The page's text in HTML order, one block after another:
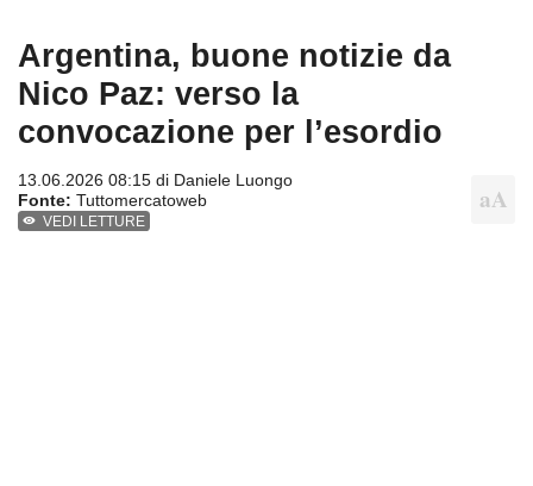
Argentina, buone notizie da
Nico Paz: verso la
convocazione per l’esordio
13.06.2026 08:15 di Daniele Luongo
Fonte: Tuttomercatoweb
VEDI LETTURE